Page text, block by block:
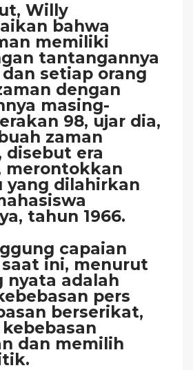
Willy
bahwa
memiliki
tantangannya
setiap orang
dengan
masing-
98, ujar dia,
zaman
disebut era
merontokkan
yang dilahirkan
tahun 1966.
capaian
ini, menurut
nyata adalah
pers
berserikat,
dan memilih